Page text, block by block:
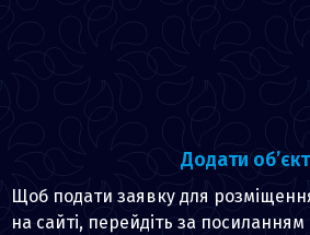
Додати об’єкт
Щоб подати заявку для
на сайті, перейдіть за